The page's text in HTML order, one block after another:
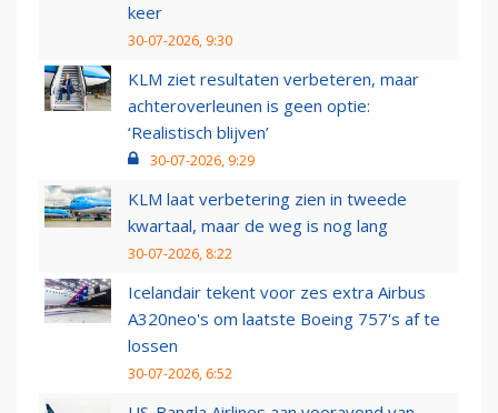
keer
30-07-2026, 9:30
KLM ziet resultaten verbeteren, maar
achteroverleunen is geen optie:
‘Realistisch blijven’
30-07-2026, 9:29
KLM laat verbetering zien in tweede
kwartaal, maar de weg is nog lang
30-07-2026, 8:22
Icelandair tekent voor zes extra Airbus
A320neo's om laatste Boeing 757's af te
lossen
30-07-2026, 6:52